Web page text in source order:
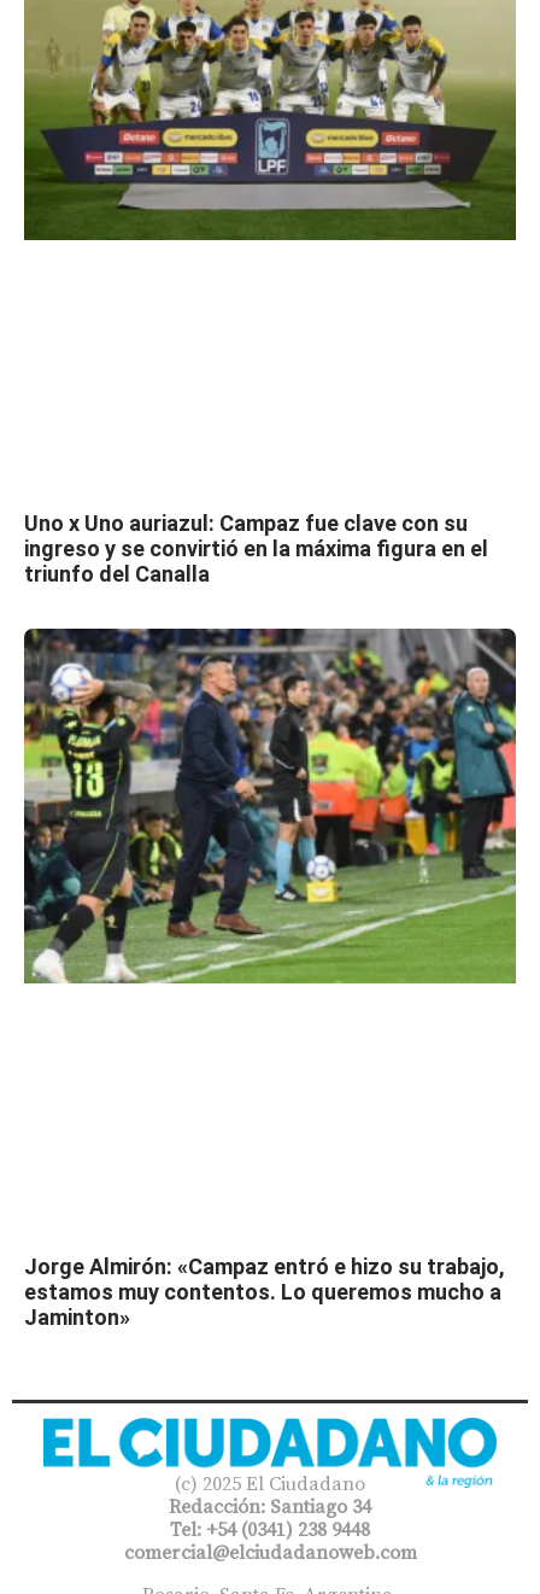
Uno x Uno auriazul: Campaz fue clave con su
ingreso y se convirtió en la máxima figura en el
triunfo del Canalla
Jorge Almirón: «Campaz entró e hizo su trabajo,
estamos muy contentos. Lo queremos mucho a
Jaminton»
(c) 2025 El Ciudadano
Redacción: Santiago 34
Tel: +54 (0341) 238 9448
comercial@elciudadanoweb.com​